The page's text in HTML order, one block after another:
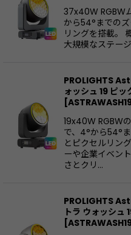
37x40W RGBW
から54°までの
リングを搭載。
大規模なステー
PROLIGHTS
ォッシュ 19 ピッ
[
19x40W RGBW
で、4°から54°
とピクセルリン
ーや企業イベン
さとクリ…
PROLIGHTS
トラ ウォッシュ
[